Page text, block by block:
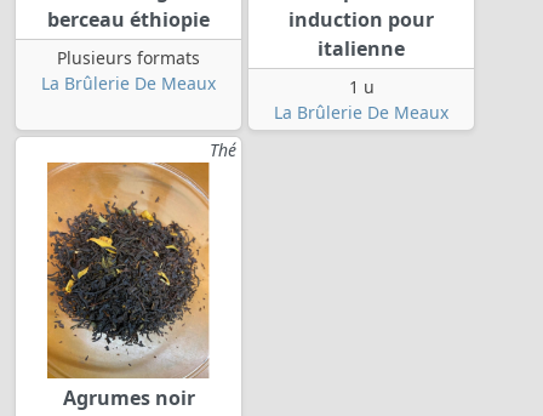
berceau éthiopie
Plusieurs formats
La Brûlerie De Meaux
induction pour
italienne
1 u
La Brûlerie De Meaux
Thé
Agrumes noir